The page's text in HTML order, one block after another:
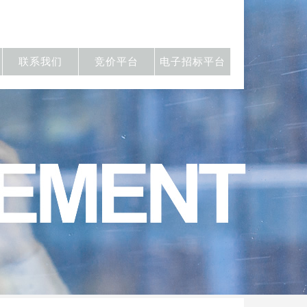
联系我们 竞价平台 电子招标平台